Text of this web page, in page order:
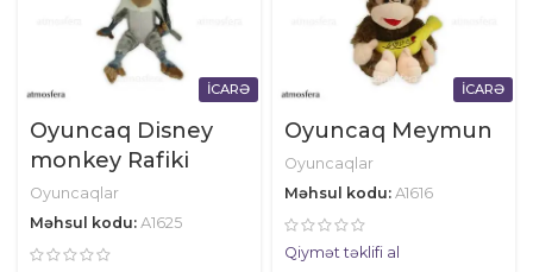
İCARƏ
Oyuncaq Disney
monkey Rafiki
Oyuncaqlar
Məhsul kodu: А1625
İCARƏ
Oyuncaq Meymun
Oyuncaqlar
Məhsul kodu: A1616
Qiymət təklifi al